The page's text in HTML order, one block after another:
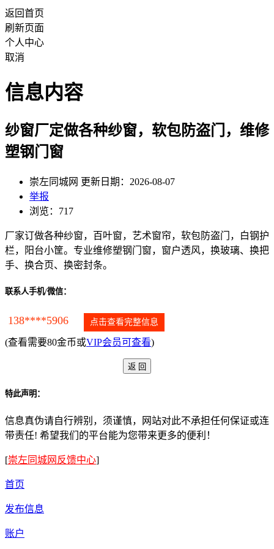
返回首页
刷新页面
个人中心
取消
信息内容
纱窗厂定做各种纱窗，软包防盗门，维修
塑钢门窗
崇左同城网 更新日期：2026-08-07
举报
浏览：717
厂家订做各种纱窗，百叶窗，艺术窗帘，软包防盗门，白钢护
栏，阳台小筐。专业维修塑钢门窗，窗户透风，换玻璃、换把
手、换合页、换密封条。
联系人手机/微信：
138****5906 点击查看完整信息
(查看需要80金币或VIP会员可查看)
特此声明：
信息真伪请自行辨别，须谨慎，网站对此不承担任何保证或连
带责任! 希望我们的平台能为您带来更多的便利！
[崇左同城网反馈中心]
首页
发布信息
账户